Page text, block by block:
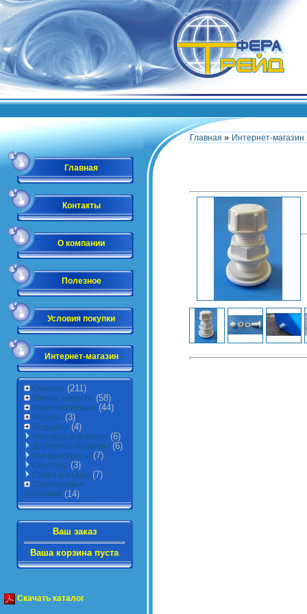
Главная
Контакты
О компании
Полезное
Условия покупки
Интернет-магазин
Ёмкости (211)
Мягкие емкости (58)
Комплектующие (44)
Насосы (3)
Поддоны (4)
Колодцы для связи (6)
Дорожные барьеры (6)
Мусоросбросы (7)
Понтоны (3)
Спорт и отдых (7)
Пластиковые
заготовки (14)
Ваш заказ
Ваша корзина пуста
Скачать каталог
Главная » Интернет-магазин